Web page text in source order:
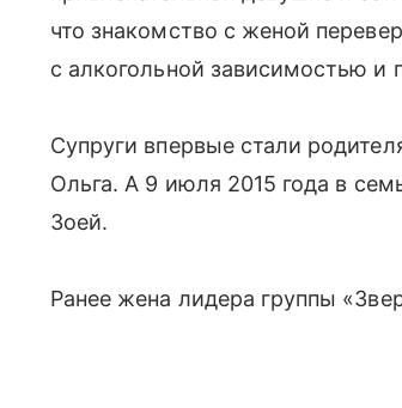
что знакомство с женой
с алкогольной зависимостью и
Супруги впервые стали
Ольга. А 9 июля 2015 года в
Зоей.
Ранее жена лидера группы